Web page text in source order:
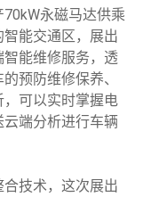
永磁马达供乘
能交通区，展出
能维修服务，透
预防维修保养、
可以实时掌握电
端分析进行车辆
技术，这次展出